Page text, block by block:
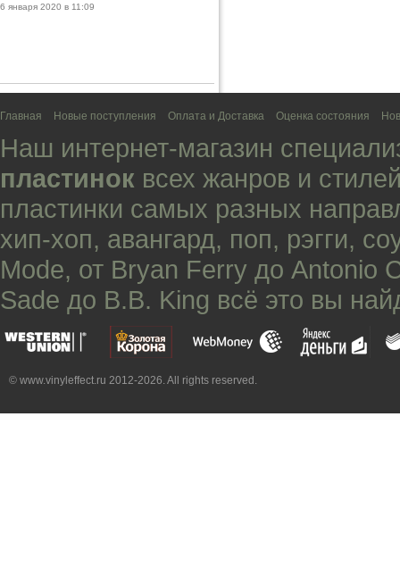
6 января 2020 в 11:09
Главная Новые поступления Оплата и Доставка Оценка состояния
Наш интернет-магазин
пластинок всех жанров и
пластинки самых разных
хип-хоп, авангард, поп, рэгги,
Mode, от Bryan Ferry до Antonio
Sade до B.B. King всё это вы
© www.vinyleffect.ru 2012-2026. All rights reserved.